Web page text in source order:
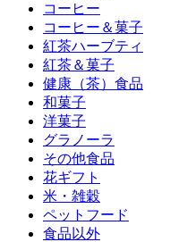
コーヒー
コーヒー＆菓子
紅茶ハーブティ
紅茶＆菓子
健康（茶）食品
和菓子
洋菓子
グラノーラ
その他食品
花ギフト
米・雑穀
ペットフード
食品以外